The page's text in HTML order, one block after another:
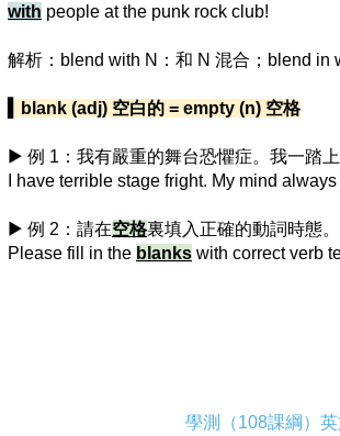
with people at the punk rock club!
解析：blend with N：和 N 混合；blend in
▍blank (adj) 空白的 = empty (n) 空格
▶ 例 1：我有嚴重的舞台恐懼症。我一踏
I have terrible stage fright. My mind
▶ 例 2：請在空格裏填入正確的動詞時態。
Please fill in the blanks with correct verb
學測（108課綱）